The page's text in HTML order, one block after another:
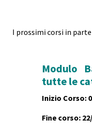
I prossimi corsi in
Modulo
tutte le
Inizio Corso:
Fine corso: